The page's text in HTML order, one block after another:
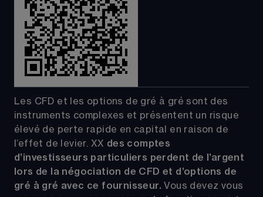
Les CFD et les options de gré à gré sont des
instruments complexes et présentent un risque
élevé de perte rapide en capital en raison de
l’effet de levier. XX des comptes
d’investisseurs particuliers perdent de l’argent
lors de la négociation de CFD et d’options de
gré à gré avec ce fournisseur. Vous devez vous